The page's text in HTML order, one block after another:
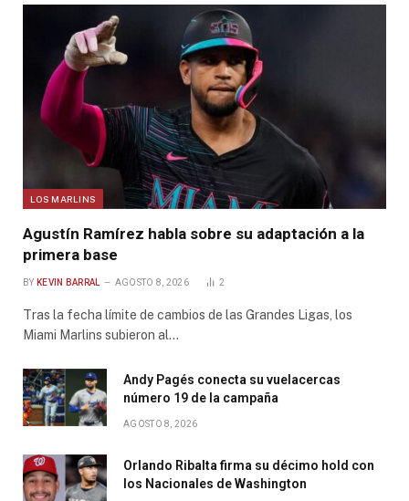
LOS MARLINS
Agustín Ramírez habla sobre su adaptación a la
primera base
BY KEVIN BARRAL AGOSTO 8, 2026 2
Tras la fecha límite de cambios de las Grandes Ligas, los
Miami Marlins subieron al…
Andy Pagés conecta su vuelacercas
número 19 de la campaña
AGOSTO 8, 2026
Orlando Ribalta firma su décimo hold con
los Nacionales de Washington